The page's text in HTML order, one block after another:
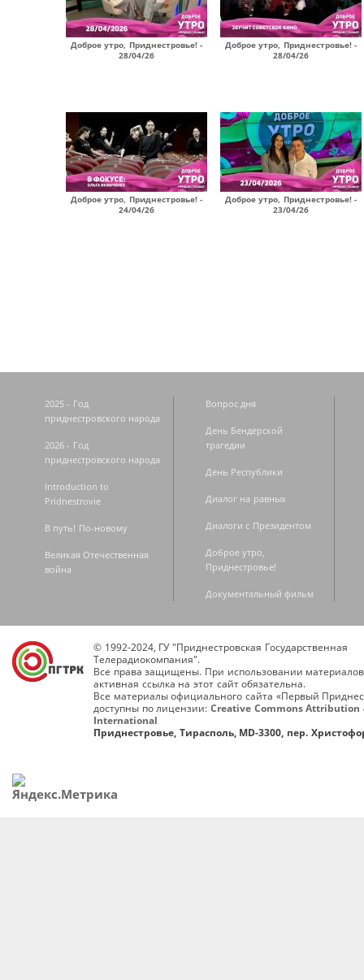
Доброе утро, Приднестровье! -
28/04/26
Доброе утро, Приднестровье! -
28/04/26
Доброе утро, Приднестровье! -
24/04/26
Доброе утро, Приднестровье! -
23/04/26
2025 - Год
приднестровского народа
2026 - Год
приднестровского народа
Introduction to
Pridnestrovie
В путь! По-новому
Великая Отечественная
война
Вопрос дня
День Бендерской
трагедии
День Республики
Диалог на равных
Диалоги с Президентом
Доброе утро,
Приднестровье!
Документальный фильм
© 1992-2024, ГУ "Приднестровская Государственная
Телерадиокомпания".
Все права защищены. При использовании
активная ссылка на этот сайт обязательна.
Все материалы официального сайта «Первый
доступны по лицензии: Creative Commons Attribution
International
Приднестровье, Тирасполь, MD-3300, пер.